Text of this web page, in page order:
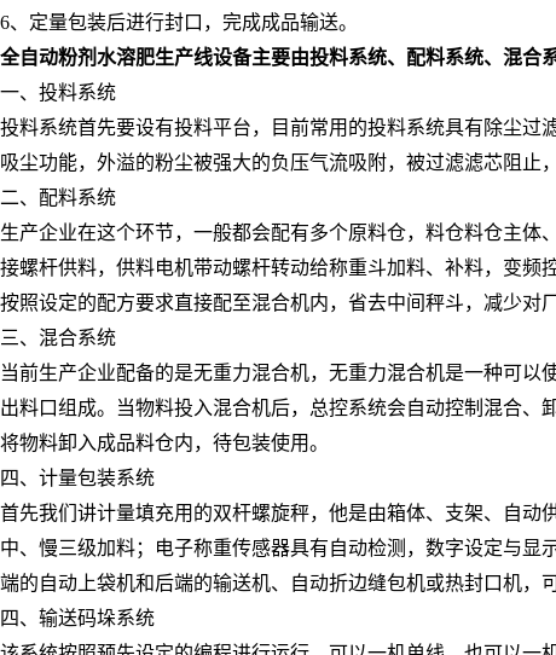
6、定量包装后进行封口，完成成品输送。
全自动粉剂水溶肥生产线设备主要由投料系统、配料系统、混合
一、投料系统
投料系统首先要设有投料平台，目前常用的投料系统具有除尘
吸尘功能，外溢的粉尘被强大的负压气流吸附，被过滤滤芯阻止
二、配料系统
生产企业在这个环节，一般都会配有多个原料仓，料仓料仓主
接螺杆供料，供料电机带动螺杆转动给称重斗加料、补料，变
按照设定的配方要求直接配至混合机内，省去中间秤斗，减少对
三、混合系统
当前生产企业配备的是无重力混合机，无重力混合机是一种可
出料口组成。当物料投入混合机后，总控系统会自动控制混合、
将物料卸入成品料仓内，待包装使用。
四、计量包装系统
首先我们讲计量填充用的双杆螺旋秤，他是由箱体、支架、自动
中、慢三级加料；电子称重传感器具有自动检测，数字设定与
端的自动上袋机和后端的输送机、自动折边缝包机或热封口机，
四、输送码垛系统